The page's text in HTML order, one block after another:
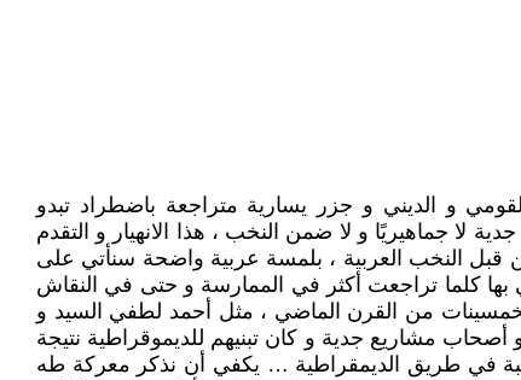
و الديني و جزر يسارية متراجعة باضطراد تبدو
لا جماهيريًا و لا ضمن النخب ، هذا الانهيار و التقدم
قبل النخب العربية ، بلمسة عربية واضحة سنأتي على
بها كلما تراجعت أكثر في الممارسة و حتى في النقاش
الخمسينات من القرن الماضي ، مثل أحمد لطفي السيد و
مشاريع جدية و كان تبنيهم للديموقراطية نتيجة
في طريق الديمقراطية … يكفي أن نذكر معركة طه